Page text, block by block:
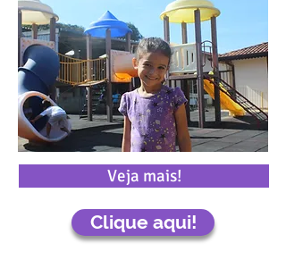
Veja mais!
Clique aqui!